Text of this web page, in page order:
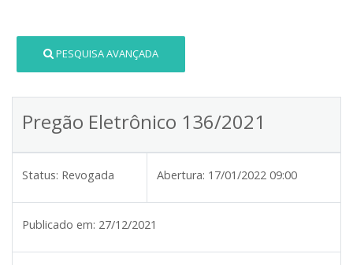
PESQUISA AVANÇADA
Pregão Eletrônico 136/2021
Status: Revogada Abertura: 17/01/2022 09:00
Publicado em: 27/12/2021